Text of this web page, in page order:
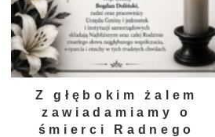
Z głębokim żalem
zawiadamiamy o
śmierci Radnego